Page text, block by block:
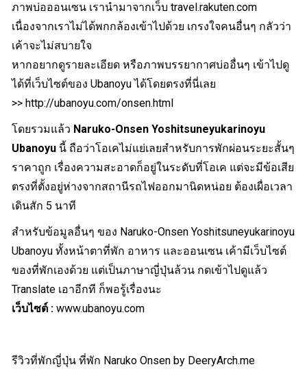
ภาพบ่อออนเซน เรานำมาจากเว็บ travel.rakuten.com
เนื่องจากเราไม่ได้พกกล้องเข้าไปด้วย เกรงใจคนอื่นๆ กลัวว่า
เค้าจะไม่สบายใจ
หากอยากดูรายละเอียด หรือภาพบรรยากาศบ่ออื่นๆ เข้าไปดู
ได้ที่เว็บไซต์ของ Ubanoyu ได้โดยตรงที่นี่เลย
>>http://ubanoyu.com/onsen.html
โดยรวมแล้ว Naruko-Onsen Yoshitsuneyukarinoyu
Ubanoyu นี้ ถือว่าโอเคไม่แย่เลยสำหรับการพักผ่อนระยะสั้นๆ
ราคาถูก เรื่องความสะอาดก็อยู่ในระดับที่โอเค แต่จะมีข้อเสีย
ตรงที่ตั้งอยู่ห่างจากสถานีรถไฟออกมานิดหน่อย ต้องเผื่อเวลา
เดินสัก 5 นาที
สำหรับข้อมูลอื่นๆ ของ Naruko-Onsen Yoshitsuneyukarinoyu
Ubanoyu ทั้งหน้าตาที่พัก อาหาร และออนเซน เค้ามีเว็บไซต์
ของที่พักเองด้วย แต่เป็นภาษาญี่ปุ่นล้วน กดเข้าไปดูแล้ว
Translate เอาอีกที ก็พอรู้เรื่องนะ
เว็บไซต์ : www.ubanoyu.com
รีวิวที่พักญี่ปุ่น ที่พัก Naruko Onsen by DeeryArch.me